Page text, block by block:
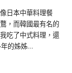
日本中華料理餐
，而韓國最有名的
吃了中式料理，還
年的姊姊…